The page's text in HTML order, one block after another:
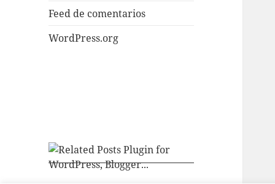
Feed de comentarios
WordPress.org